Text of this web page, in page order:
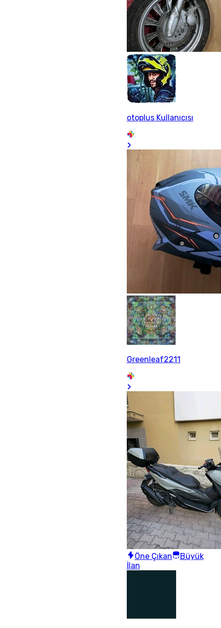
otoplus Kullanıcısı
Greenleaf2211
Öne Çıkan
Büyük
İlan